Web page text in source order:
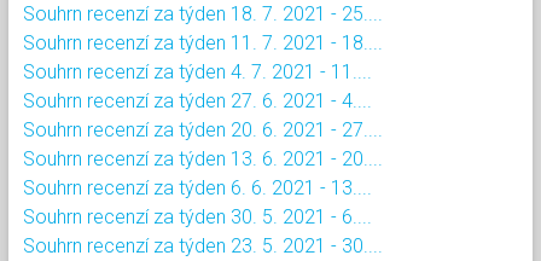
Souhrn recenzí za týden 18. 7. 2021 - 25....
Souhrn recenzí za týden 11. 7. 2021 - 18....
Souhrn recenzí za týden 4. 7. 2021 - 11....
Souhrn recenzí za týden 27. 6. 2021 - 4....
Souhrn recenzí za týden 20. 6. 2021 - 27....
Souhrn recenzí za týden 13. 6. 2021 - 20....
Souhrn recenzí za týden 6. 6. 2021 - 13....
Souhrn recenzí za týden 30. 5. 2021 - 6....
Souhrn recenzí za týden 23. 5. 2021 - 30....